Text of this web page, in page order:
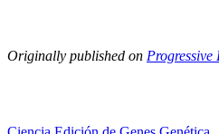
Originally published on Progressive